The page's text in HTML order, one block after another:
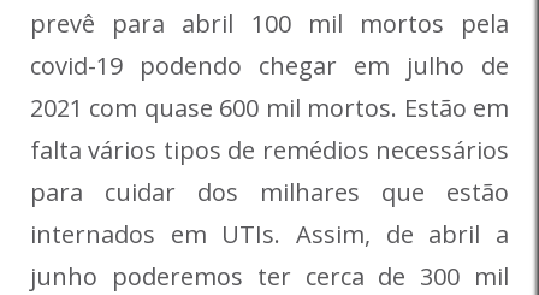
prevê para abril 100 mil mortos pela
covid-19 podendo chegar em julho de
2021 com quase 600 mil mortos. Estão em
falta vários tipos de remédios necessários
para cuidar dos milhares que estão
internados em UTIs. Assim, de abril a
junho poderemos ter cerca de 300 mil